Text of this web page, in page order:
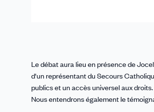
Le débat aura lieu en présence de
d'un représentant du Secours
publics et un accès universel aux droits.
Nous entendrons également le